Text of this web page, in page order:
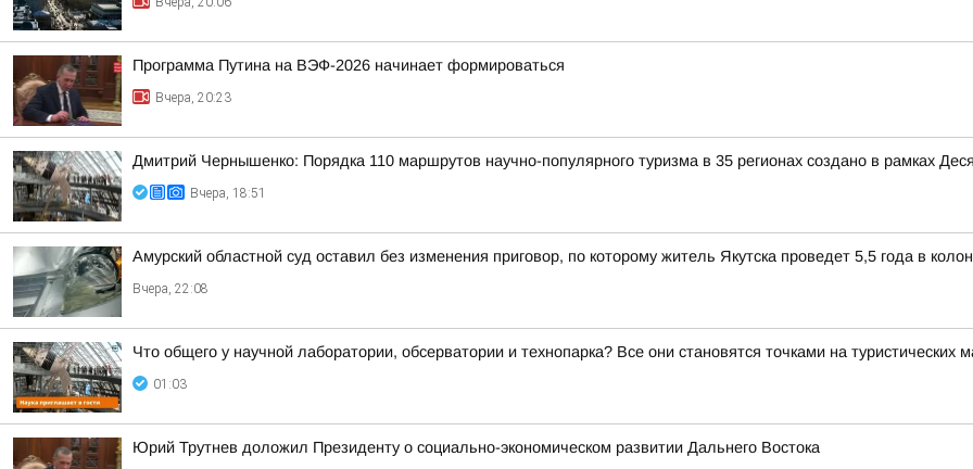
Программа Путина на ВЭФ-2026 начинает формироваться
Вчера, 20:23
Дмитрий Чернышенко: Порядка 110 маршрутов научно-популярного туризма в 35 регионах создано в рамках
Вчера, 18:51
Амурский областной суд оставил без изменения приговор, по которому житель Якутска проведет 5,5 года в
Вчера, 22:08
Что общего у научной лаборатории, обсерватории и технопарка? Все они становятся точками на туристических
01:03
Юрий Трутнев доложил Президенту о социально-экономическом развитии Дальнего Востока